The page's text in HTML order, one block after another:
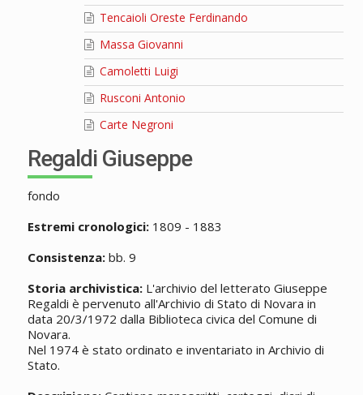
Tencaioli Oreste Ferdinando
Massa Giovanni
Camoletti Luigi
Rusconi Antonio
Carte Negroni
Regaldi Giuseppe
fondo
Estremi cronologici:1809 - 1883
Consistenza:bb. 9
Storia archivistica:L'archivio del letterato Giuseppe
Regaldi è pervenuto all'Archivio di Stato di Novara in
data 20/3/1972 dalla Biblioteca civica del Comune di
Novara.
Nel 1974 è stato ordinato e inventariato in Archivio di
Stato.